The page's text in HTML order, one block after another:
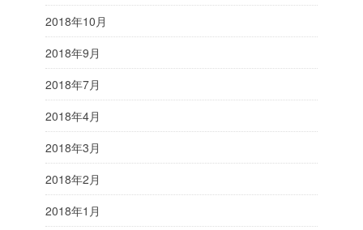
2018年10月
2018年9月
2018年7月
2018年4月
2018年3月
2018年2月
2018年1月